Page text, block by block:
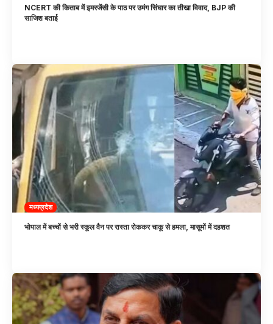
NCERT की किताब में इमरजेंसी के पाठ पर उमंग सिंघार का तीखा विवाद, BJP की
साजिश बताई
मध्यप्रदेश
भोपाल में बच्चों से भरी स्कूल वैन पर रास्ता रोककर चाकू से हमला, मासूमों में दहशत